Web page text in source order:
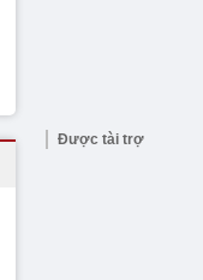
Được tài trợ